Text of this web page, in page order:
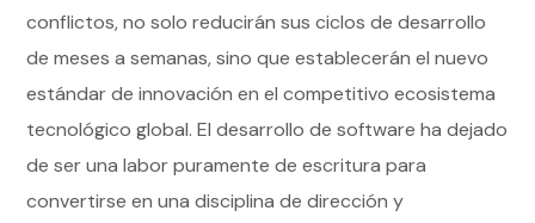
conflictos, no solo reducirán sus ciclos de desarrollo
de meses a semanas, sino que establecerán el nuevo
estándar de innovación en el competitivo ecosistema
tecnológico global. El desarrollo de software ha dejado
de ser una labor puramente de escritura para
convertirse en una disciplina de dirección y